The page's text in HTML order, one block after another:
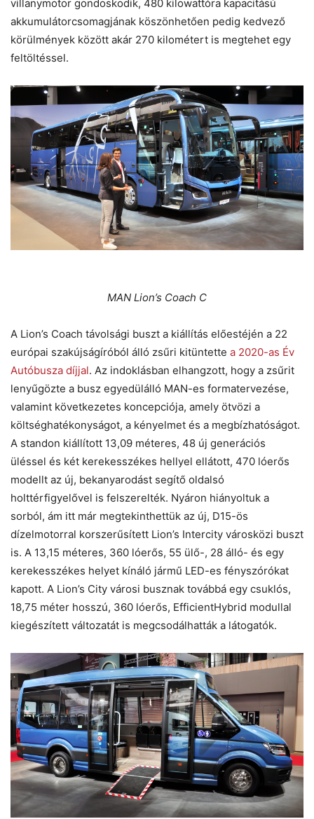
villanymotor gondoskodik, 480 kilowattóra kapacitású
akkumulátorcsomagjának köszönhetően pedig kedvező
körülmények között akár 270 kilométert is megtehet egy
feltöltéssel.
MAN Lion’s Coach C
A Lion’s Coach távolsági buszt a kiállítás előestéjén a 22
európai szakújságíróból álló zsűri kitüntette a 2020-as Év
Autóbusza díjjal. Az indoklásban elhangzott, hogy a zsűrit
lenyűgözte a busz egyedülálló MAN-es formatervezése,
valamint következetes koncepciója, amely ötvözi a
költséghatékonyságot, a kényelmet és a megbízhatóságot.
A standon kiállított 13,09 méteres, 48 új generációs
üléssel és két kerekesszékes hellyel ellátott, 470 lóerős
modellt az új, bekanyarodást segítő oldalsó
holttérfigyelővel is felszerelték. Nyáron hiányoltuk a
sorból, ám itt már megtekinthettük az új, D15-ös
dízelmotorral korszerűsített Lion’s Intercity városközi buszt
is. A 13,15 méteres, 360 lóerős, 55 ülő-, 28 álló- és egy
kerekesszékes helyet kínáló jármű LED-es fényszórókat
kapott. A Lion’s City városi busznak továbbá egy csuklós,
18,75 méter hosszú, 360 lóerős, EfficientHybrid modullal
kiegészített változatát is megcsodálhatták a látogatók.